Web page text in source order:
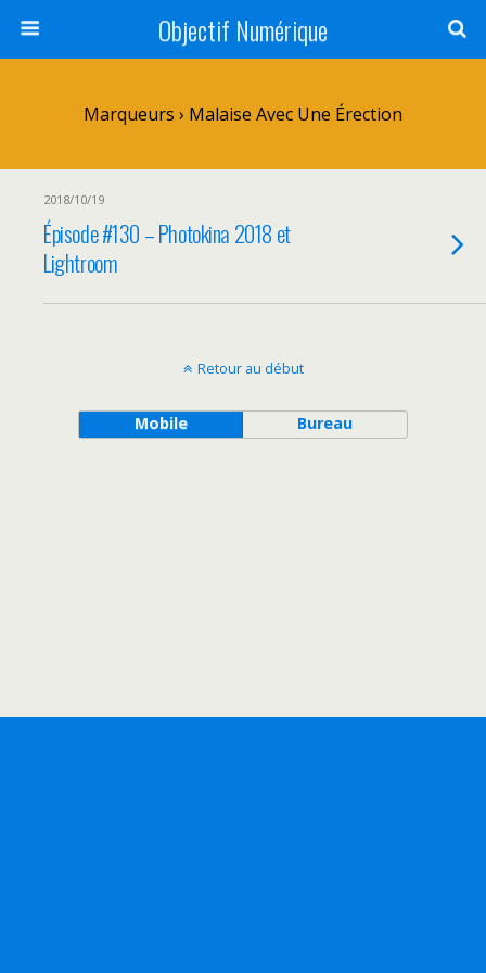
Objectif Numérique
Marqueurs › Malaise Avec Une Érection
2018/10/19
Épisode #130 – Photokina 2018 et
Lightroom
Retour au début
Mobile Bureau